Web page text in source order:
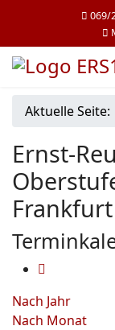
069/
Aktuelle Seite:
Ernst-
Nach Jahr
Nach Monat